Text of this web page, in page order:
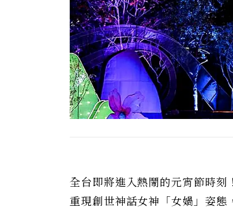
全台即將進入熱鬧的元宵節時
重現創世神話女神「女媧」姿